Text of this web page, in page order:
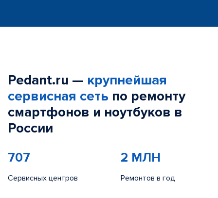
Pedant.ru — крупнейшая
сервисная сеть по ремонту
смартфонов и ноутбуков в
России
707
Сервисных центров
2 МЛН
Ремонтов в год